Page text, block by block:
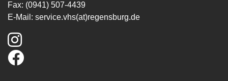
Fax: (0941) 507-4439
E-Mail: service.vhs(at)regensburg.de